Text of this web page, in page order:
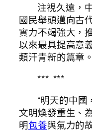
注視久遠，
國民舉頭邁向古
實力不竭強大，
以來最具提高意
類汗青新的篇章。
*** ***
“明天的中國
文明煥發重生、
明包養與氣力的